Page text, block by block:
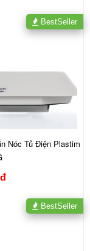
Nóc Tủ Điện Plastim
BestSeller
BestSeller